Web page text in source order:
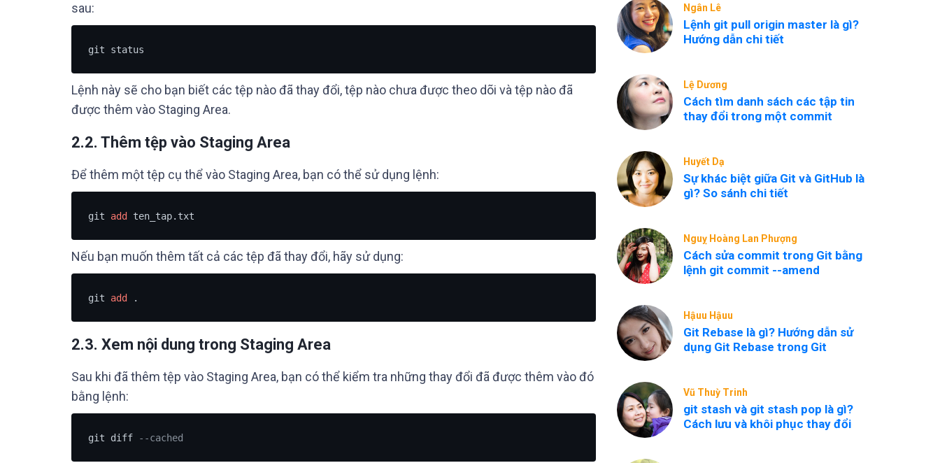
sau:
git status
Lệnh này sẽ cho bạn biết các tệp nào đã thay đổi, tệp nào chưa được theo dõi và tệp nào đã
được thêm vào Staging Area.
2.2. Thêm tệp vào Staging Area
Để thêm một tệp cụ thể vào Staging Area, bạn có thể sử dụng lệnh:
git add ten_tap.txt
Nếu bạn muốn thêm tất cả các tệp đã thay đổi, hãy sử dụng:
git add .
2.3. Xem nội dung trong Staging Area
Sau khi đã thêm tệp vào Staging Area, bạn có thể kiểm tra những thay đổi đã được thêm vào đó
bằng lệnh:
git diff --cached
Ngân Lê
Lệnh git pull origin master là gì?
Hướng dẫn chi tiết
Lệ Dương
Cách tìm danh sách các tập tin
thay đổi trong một commit
Huyết Dạ
Sự khác biệt giữa Git và GitHub là
gì? So sánh chi tiết
Nguỵ Hoàng Lan Phượng
Cách sửa commit trong Git bằng
lệnh git commit --amend
Hậuu Hậuu
Git Rebase là gì? Hướng dẫn sử
dụng Git Rebase trong Git
Vũ Thuỳ Trinh
git stash và git stash pop là gì?
Cách lưu và khôi phục thay đổi